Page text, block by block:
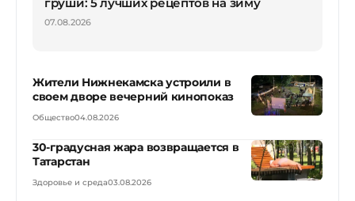
07.08.2026
Жители Нижнекамска устроили в
своем дворе вечерний кинопоказ
Общество04.08.2026
30-градусная жара возвращается в
Татарстан
Здоровье и среда03.08.2026